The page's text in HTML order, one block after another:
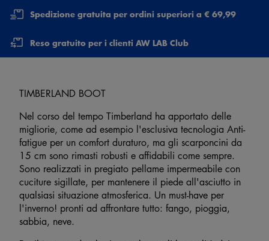
Spedizione gratuita per ordini superiori a € 69,99
Reso gratuito per i clienti AW LAB Club
TIMBERLAND BOOT
Nel corso del tempo Timberland ha apportato delle
migliorie, come ad esempio l'esclusiva tecnologia Anti-
fatigue per un comfort duraturo, ma gli scarponcini da
15 cm sono rimasti robusti e affidabili come sempre.
Sono realizzati in pregiato pellame impermeabile con
cuciture sigillate, per mantenere il piede all'asciutto in
qualsiasi situazione atmosferica. Un must-have per
l'inverno! pronti ad affrontare tutto: fango, pioggia,
sabbia, neve.